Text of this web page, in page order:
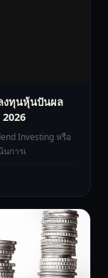
งทุนหุ้นปันผล
Investing หรือ
การเ